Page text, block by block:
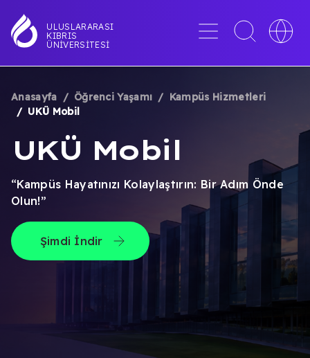
içeriğe
atla
ULUSLARARASI
KIBRIS
ÜNIVERSITESI
Menü
Toggle
search
Toggle
SAYFA
YOLU
Anasayfa Öğrenci Yaşamı
Kampüs Hizmetleri
UKÜ Mobil
UKÜ Mobil
“Kampüs Hayatınızı Kolaylaştırın: Bir Adım Önde
Olun!”
Şimdi İndir